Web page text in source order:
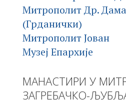
Митрополит Др.
(Грданички)
Митрополит Јован
Музеј Епархије
МАНАСТИРИ У
ЗАГРЕБАЧКО-